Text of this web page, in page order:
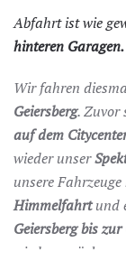
Abfahrt ist wie
hinteren Garagen.
Wir fahren
Geiersberg. Zuvor
auf dem
wieder unser
unsere
Himmelfahrtund
Geiersberg bis
wieder zurück.